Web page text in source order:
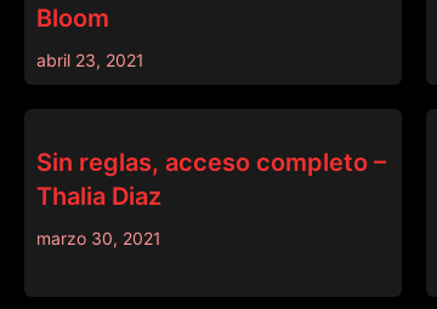
Bloom
abril 23, 2021
Sin reglas, acceso completo –
Thalia Diaz
marzo 30, 2021